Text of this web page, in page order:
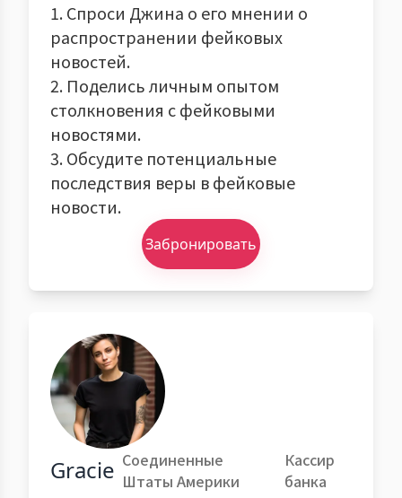
1. Спроси Джина о его мнении о
распространении фейковых
новостей.
2. Поделись личным опытом
столкновения с фейковыми
новостями.
3. Обсудите потенциальные
последствия веры в фейковые
новости.
Забронировать
Gracie Соединенные
Штаты Америки
Кассир
банка